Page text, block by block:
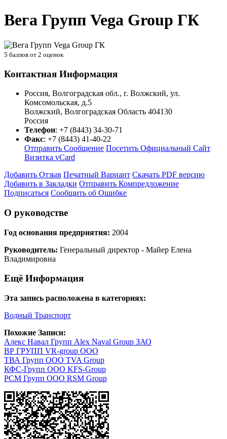
Вега Групп Vega Group ГК
5 баллов от 2 оценок
Контактная Информация
Россия, Волгоградская обл., г. Волжский, ул.
Комсомольская, д.5
Волжский, Волгоградская Область 404130
Россия
Телефон: +7 (8443) 34-30-71
Факс: +7 (8443) 41-40-22
Отправить Сообщение Посетить Официальный Сайт
Визитка vCard
Добавить Отзыв Печатный Вариант Скачать PDF версию
Добавить в Закладки Отправить Компредложение
Подписаться Сообщить об Ошибке
О руководстве
Год основания предприятия: 2004
Руководитель: Генеральный директор - Майер Елена
Владимировна
Ещё Информация
Эта запись расположена в категориях:
Водный Транспорт
Похожие Записи:
Алекс Навал Групп Alex Naval Group ЗАО
ВР ГРУПП VR-group ООО
ТВА Групп ООО TVA Group
КФС-Групп ООО KFS-Group
РСМ Групп ООО RSM Group